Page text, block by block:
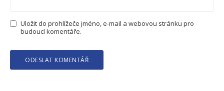
Uložit do prohlížeče jméno, e-mail a webovou stránku pro
budoucí komentáře.